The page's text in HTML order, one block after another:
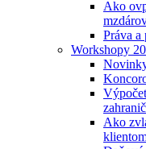
Ako
Práva
Workshopy
Ako